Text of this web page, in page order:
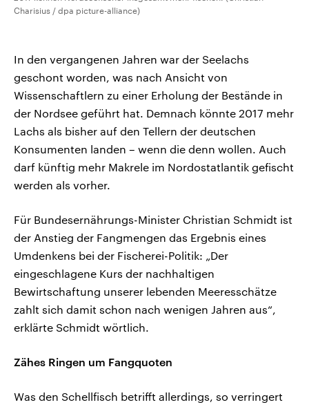
Charisius / dpa picture-alliance)
In den vergangenen Jahren war der Seelachs
geschont worden, was nach Ansicht von
Wissenschaftlern zu einer Erholung der Bestände in
der Nordsee geführt hat. Demnach könnte 2017 mehr
Lachs als bisher auf den Tellern der deutschen
Konsumenten landen – wenn die denn wollen. Auch
darf künftig mehr Makrele im Nordostatlantik gefischt
werden als vorher.
Für Bundesernährungs-Minister Christian Schmidt ist
der Anstieg der Fangmengen das Ergebnis eines
Umdenkens bei der Fischerei-Politik: „Der
eingeschlagene Kurs der nachhaltigen
Bewirtschaftung unserer lebenden Meeresschätze
zahlt sich damit schon nach wenigen Jahren aus“,
erklärte Schmidt wörtlich.
Zähes Ringen um Fangquoten
Was den Schellfisch betrifft allerdings, so verringert